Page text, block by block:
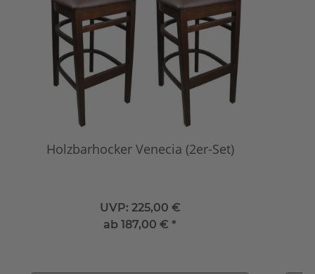
Holzbarhocker Venecia (2er-Set)
UVP: 225,00 €
ab187,00 € *